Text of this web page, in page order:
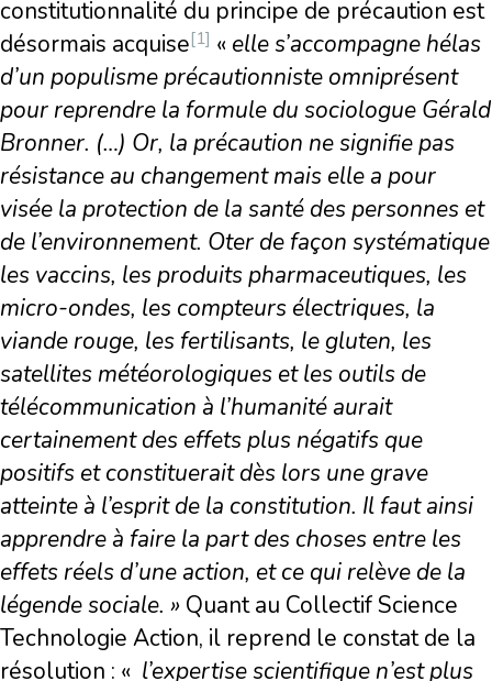
constitutionnalité du principe de précaution est
désormais acquise[1] « elle s’accompagne hélas
d’un populisme précautionniste omniprésent
pour reprendre la formule du sociologue Gérald
Bronner. (…) Or, la précaution ne signifie pas
résistance au changement mais elle a pour
visée la protection de la santé des personnes et
de l’environnement. Oter de façon systématique
les vaccins, les produits pharmaceutiques, les
micro-ondes, les compteurs électriques, la
viande rouge, les fertilisants, le gluten, les
satellites météorologiques et les outils de
télécommunication à l’humanité aurait
certainement des effets plus négatifs que
positifs et constituerait dès lors une grave
atteinte à l’esprit de la constitution. Il faut ainsi
apprendre à faire la part des choses entre les
effets réels d’une action, et ce qui relève de la
légende sociale. » Quant au Collectif Science
Technologie Action, il reprend le constat de la
résolution : « l’expertise scientifique n’est plus